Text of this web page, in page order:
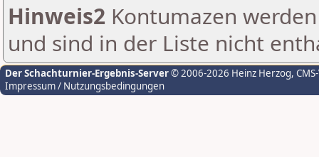
Hinweis2 Kontumazen
und sind in der Liste nicht
Der Schachturnier-Ergebnis-Server© 2006-2026 Heinz Herzog,
Impressum / Nutzungsbedingungen